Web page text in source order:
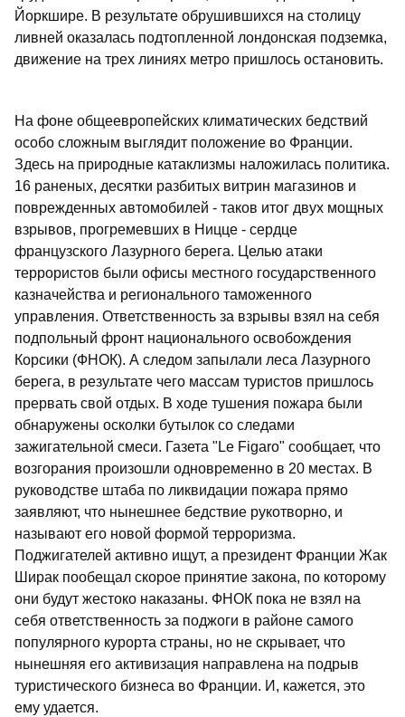
Йоркшире. В результате обрушившихся на столицу
ливней оказалась подтопленной лондонская подземка,
движение на трех линиях метро пришлось остановить.
На фоне общеевропейских климатических бедствий
особо сложным выглядит положение во Франции.
Здесь на природные катаклизмы наложилась политика.
16 раненых, десятки разбитых витрин магазинов и
поврежденных автомобилей - таков итог двух мощных
взрывов, прогремевших в Ницце - сердце
французского Лазурного берега. Целью атаки
террористов были офисы местного государственного
казначейства и регионального таможенного
управления. Ответственность за взрывы взял на себя
подпольный фронт национального освобождения
Корсики (ФНОК). А следом запылали леса Лазурного
берега, в результате чего массам туристов пришлось
прервать свой отдых. В ходе тушения пожара были
обнаружены осколки бутылок со следами
зажигательной смеси. Газета "Le Figaro" сообщает, что
возгорания произошли одновременно в 20 местах. В
руководстве штаба по ликвидации пожара прямо
заявляют, что нынешнее бедствие рукотворно, и
называют его новой формой терроризма.
Поджигателей активно ищут, а президент Франции Жак
Ширак пообещал скорое принятие закона, по которому
они будут жестоко наказаны. ФНОК пока не взял на
себя ответственность за поджоги в районе самого
популярного курорта страны, но не скрывает, что
нынешняя его активизация направлена на подрыв
туристического бизнеса во Франции. И, кажется, это
ему удается.